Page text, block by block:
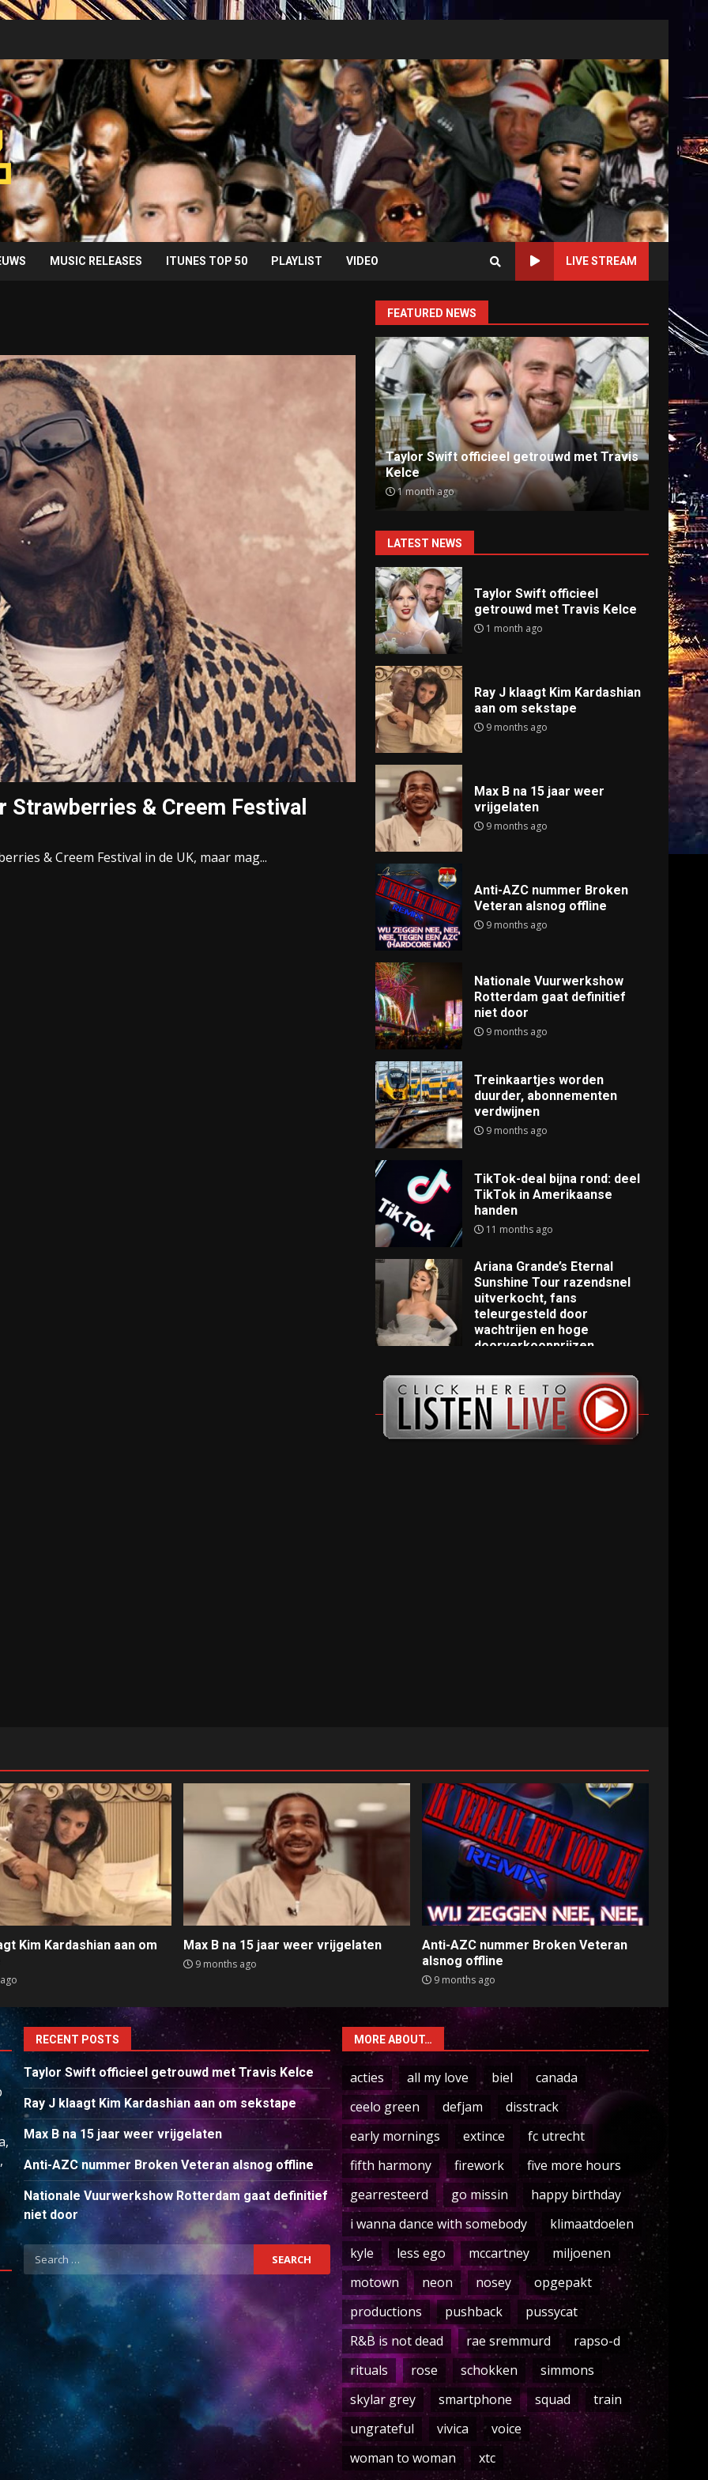
MUSIC RELEASES ITUNES TOP 50 PLAYLIST VIDEO LIVE STREAM
Strawberries & Creem Festival
& Creem Festival in de UK, maar mag...
FEATURED NEWS
Taylor Swift officieel getrouwd met Travis
Kelce
1 month ago
Ray J klaagt Kim Kardashian aan om
sekstape
9 months ago
Anti-
9
LATEST NEWS
Taylor Swift officieel
getrouwd met Travis Kelce
1 month ago
Ray J klaagt Kim Kardashian
aan om sekstape
9 months ago
Max B na 15 jaar weer
vrijgelaten
9 months ago
Anti-AZC nummer Broken
Veteran alsnog offline
9 months ago
Nationale Vuurwerkshow
Rotterdam gaat definitief
niet door
9 months ago
Treinkaartjes worden
duurder, abonnementen
verdwijnen
9 months ago
TikTok-deal bijna rond: deel
TikTok in Amerikaanse
handen
11 months ago
Ariana Grande’s Eternal
Sunshine Tour razendsnel
uitverkocht, fans
teleurgesteld door
wachtrijen en hoge
doorverkoopprijzen
Kim Kardashian aan om
Max B na 15 jaar weer vrijgelaten
9 months ago
Anti-AZC nummer Broken Veteran
alsnog offline
9 months ago
RECENT POSTS
Taylor Swift officieel getrouwd met Travis Kelce
Ray J klaagt Kim Kardashian aan om sekstape
Max B na 15 jaar weer vrijgelaten
Anti-AZC nummer Broken Veteran alsnog offline
Nationale Vuurwerkshow Rotterdam gaat definitief
niet door
Search
for:
MORE ABOUT…
acties all my love biel
canada
ceelo green
defjam
disstrack
early mornings
extince
fc utrecht
fifth harmony
firework
five more hours
gearresteerd
go missin
happy birthday
i wanna dance with somebody
klimaatdoelen
kyle
less ego mccartney
miljoenen
motown
neon nosey
opgepakt
productions
pushback
pussycat
R&B is not dead
rae sremmurd
rapso-d
rituals
rose schokken
simmons
skylar grey
smartphone squad
train
ungrateful
vivica
voice
woman to woman
xtc